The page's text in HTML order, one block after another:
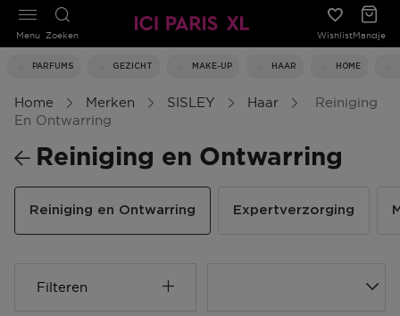
Zoeken WishlistMandje
PARFUMS GEZICHT MAKE-UP HAAR HOME
Menu
Home Merken SISLEY Haar
Reiniging
En Ontwarring
Reiniging en Ontwarring
Reiniging en Ontwarring Expertverzorging
Filteren